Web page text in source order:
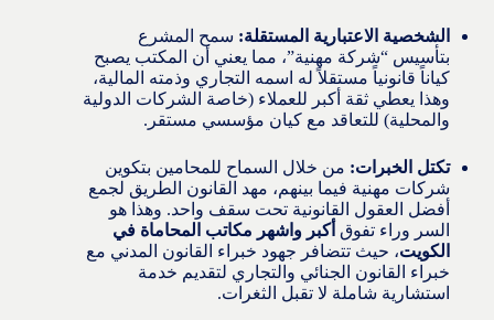
الشخصية الاعتبارية المستقلة: سمح المشرع
بتأسيس “شركة مهنية”، مما يعني أن المكتب يصبح
كياناً قانونياً مستقلاً له اسمه التجاري وذمته المالية،
وهذا يعطي ثقة أكبر للعملاء (خاصة الشركات الدولية
والمحلية) للتعاقد مع كيان مؤسسي مستقر.
تكتل الخبرات: من خلال السماح للمحامين بتكوين
شركات مهنية فيما بينهم، مهد القانون الطريق لجمع
أفضل العقول القانونية تحت سقف واحد. وهذا هو
السر وراء تفوق أكبر واشهر مكاتب المحاماة في
الكويت، حيث تتضافر جهود خبراء القانون المدني مع
خبراء القانون الجنائي والتجاري لتقديم خدمة
استشارية شاملة لا تقبل الثغرات.